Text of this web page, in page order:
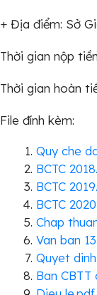
+ Địa điểm: Sở
Thời gian nộp
Thời gian hoàn
File đính kèm:
Quy che
BCTC
BCTC
BCTC
Chap
Van ban
Quyet
Ban CBTT